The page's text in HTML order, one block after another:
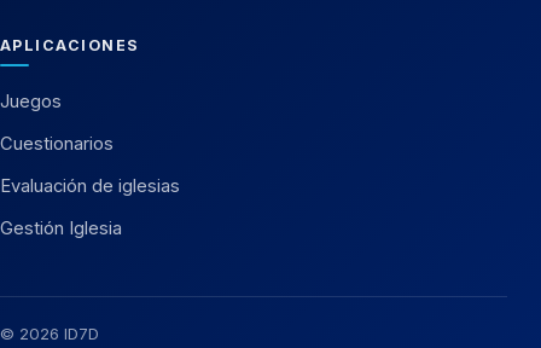
APLICACIONES
Juegos
Cuestionarios
Evaluación de iglesias
Gestión Iglesia
© 2026 ID7D